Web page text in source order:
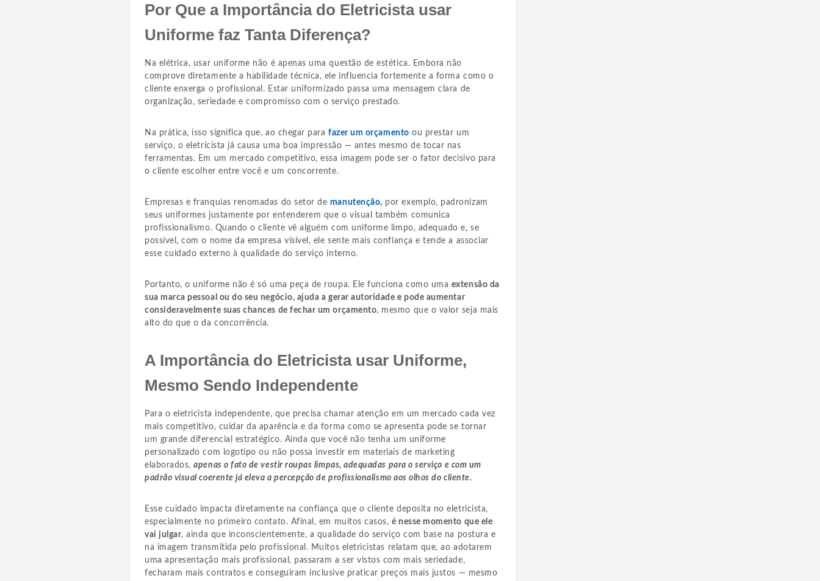
Por Que a Importância do Eletricista usar
Uniforme faz Tanta Diferença?
Na elétrica, usar uniforme não é apenas uma questão de estética. Embora não
comprove diretamente a habilidade técnica, ele influencia fortemente a forma como o
cliente enxerga o profissional. Estar uniformizado passa uma mensagem clara de
organização, seriedade e compromisso com o serviço prestado.
Na prática, isso significa que, ao chegar parafazer um orçamento ou prestar um
serviço, o eletricista já causa uma boa impressão — antes mesmo de tocar nas
ferramentas. Em um mercado competitivo, essa imagem pode ser o fator decisivo para
o cliente escolher entre você e um concorrente.
Empresas e franquias renomadas do setor de manutenção, por exemplo, padronizam
seus uniformes justamente por entenderem que o visual também comunica
profissionalismo. Quando o cliente vê alguém com uniforme limpo, adequado e, se
possível, com o nome da empresa visível, ele sente mais confiança e tende a associar
esse cuidado externo à qualidade do serviço interno.
Portanto, o uniforme não é só uma peça de roupa. Ele funciona como uma extensão da
sua marca pessoal ou do seu negócio, ajuda a gerar autoridade e pode aumentar
consideravelmente suas chances de fechar um orçamento, mesmo que o valor seja mais
alto do que o da concorrência.
A Importância do Eletricista usar Uniforme,
Mesmo Sendo Independente
Para o eletricista independente, que precisa chamar atenção em um mercado cada vez
mais competitivo, cuidar da aparência e da forma como se apresenta pode se tornar
um grande diferencial estratégico. Ainda que você não tenha um uniforme
personalizado com logotipo ou não possa investir em materiais de marketing
elaborados,apenas o fato de vestir roupas limpas, adequadas para o serviço e com um
padrão visual coerente já eleva a percepção de profissionalismo aos olhos do cliente.
Esse cuidado impacta diretamente na confiança que o cliente deposita no eletricista,
especialmente no primeiro contato. Afinal, em muitos casos, é nesse momento que ele
vai julgar, ainda que inconscientemente, a qualidade do serviço com base na postura e
na imagem transmitida pelo profissional. Muitos eletricistas relatam que, ao adotarem
uma apresentação mais profissional, passaram a ser vistos com mais seriedade,
fecharam mais contratos e conseguiram inclusive praticar preços mais justos — mesmo